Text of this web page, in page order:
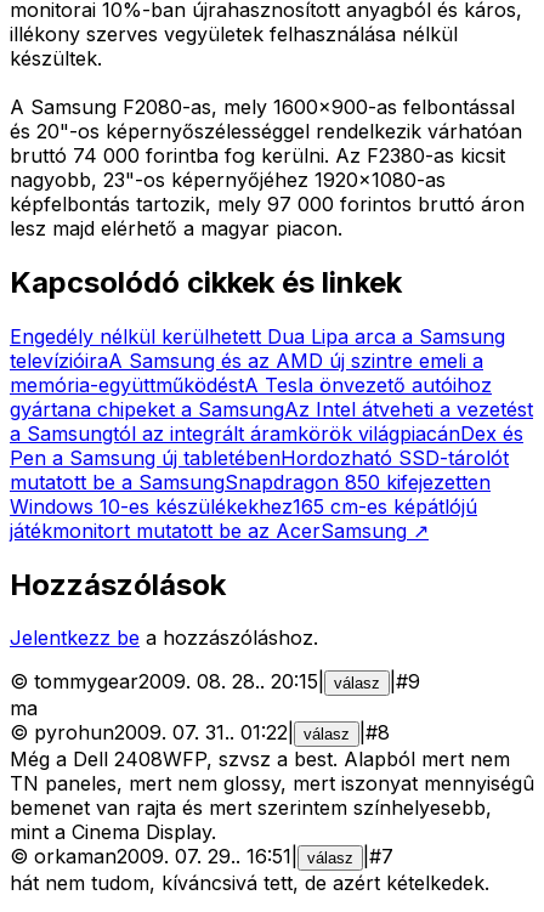
monitorai 10%-ban újrahasznosított anyagból és káros,
illékony szerves vegyületek felhasználása nélkül
készültek.
A Samsung F2080-as, mely 1600x900-as felbontással
és 20"-os képernyőszélességgel rendelkezik várhatóan
bruttó 74 000 forintba fog kerülni. Az F2380-as kicsit
nagyobb, 23"-os képernyőjéhez 1920x1080-as
képfelbontás tartozik, mely 97 000 forintos bruttó áron
lesz majd elérhető a magyar piacon.
Kapcsolódó cikkek és linkek
Engedély nélkül kerülhetett Dua Lipa arca a Samsung
televízióiraA Samsung és az AMD új szintre emeli a
memória-együttműködéstA Tesla önvezető autóihoz
gyártana chipeket a SamsungAz Intel átveheti a vezetést
a Samsungtól az integrált áramkörök világpiacánDex és
Pen a Samsung új tabletébenHordozható SSD-tárolót
mutatott be a SamsungSnapdragon 850 kifejezetten
Windows 10-es készülékekhez165 cm-es képátlójú
játékmonitort mutatott be az AcerSamsung ↗
Hozzászólások
Jelentkezz be a hozzászóláshoz.
© tommygear2009. 08. 28.. 20:15 válasz #9
ma
© pyrohun2009. 07. 31.. 01:22 válasz #8
Még a Dell 2408WFP, szvsz a best. Alapból mert nem
TN paneles, mert nem glossy, mert iszonyat mennyiségû
bemenet van rajta és mert szerintem színhelyesebb,
mint a Cinema Display.
© orkaman2009. 07. 29.. 16:51 válasz #7
hát nem tudom, kíváncsivá tett, de azért kételkedek.